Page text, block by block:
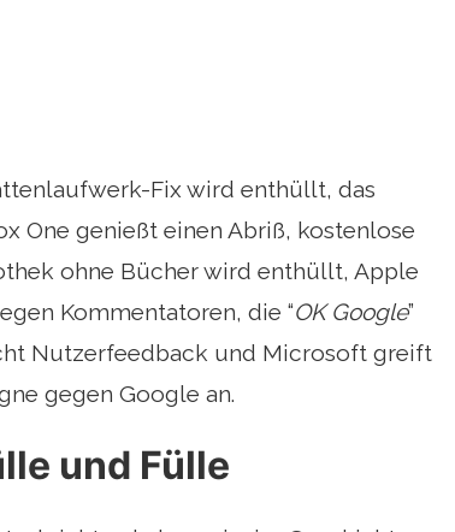
Fix wird enthüllt, das
One genießt einen Abriß, kostenlose
ohne Bücher wird enthüllt, Apple
Kommentatoren, die “OK Google”
Nutzerfeedback und Microsoft greift
gegen Google an.
und Fülle